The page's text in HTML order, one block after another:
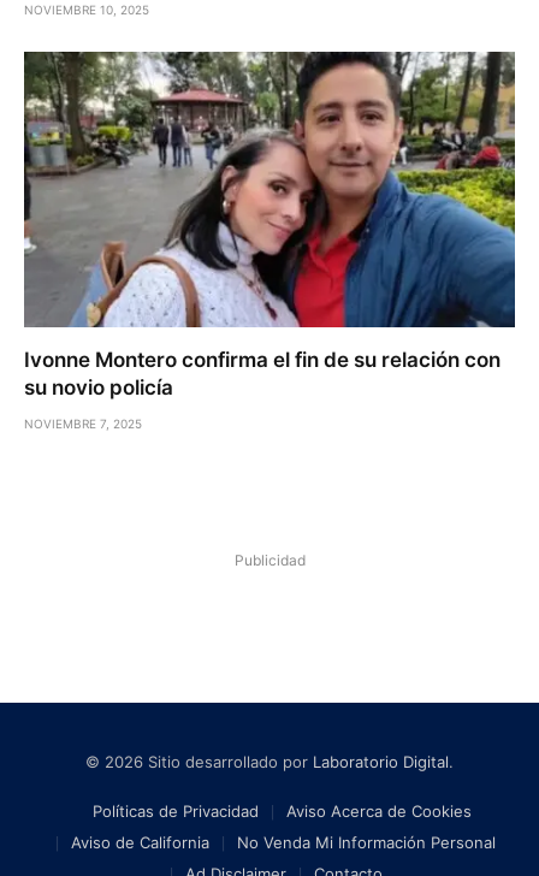
NOVIEMBRE 10, 2025
Ivonne Montero confirma el fin de su relación con
su novio policía
NOVIEMBRE 7, 2025
Publicidad
© 2026 Sitio desarrollado por Laboratorio Digital.
Políticas de Privacidad
Aviso Acerca de Cookies
Aviso de California
No Venda Mi Información Personal